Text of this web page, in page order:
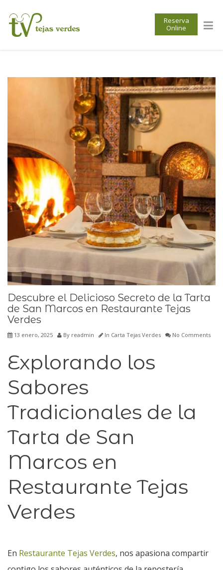
Reserva
Online
Descubre el Delicioso Secreto de la Tarta
de San Marcos en Restaurante Tejas
Verdes
13 enero, 2025 By readmin In Carta Tejas Verdes No Comments
Explorando los
Sabores
Tradicionales de la
Tarta de San
Marcos en
Restaurante Tejas
Verdes
En Restaurante Tejas Verdes, nos apasiona compartir